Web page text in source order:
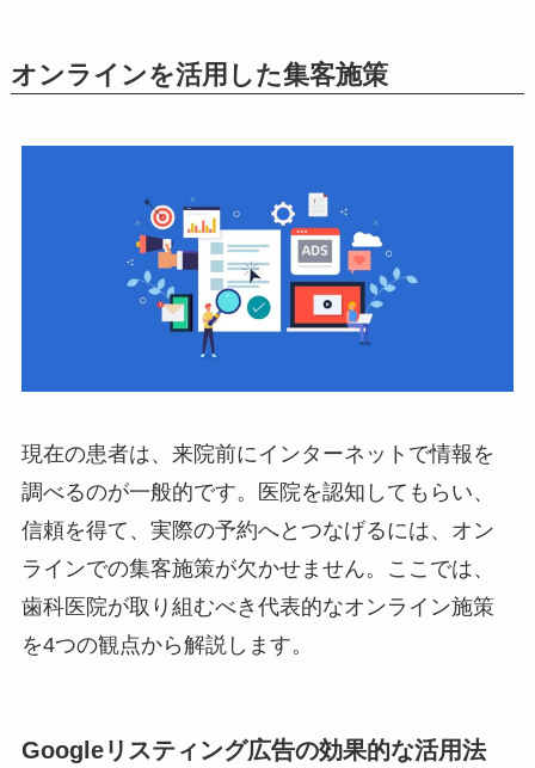
オンラインを活用した集客施策
現在の患者は、来院前にインターネットで情報を
調べるのが一般的です。医院を認知してもらい、
信頼を得て、実際の予約へとつなげるには、オン
ラインでの集客施策が欠かせません。ここでは、
歯科医院が取り組むべき代表的なオンライン施策
を4つの観点から解説します。
Googleリスティング広告の効果的な活用法